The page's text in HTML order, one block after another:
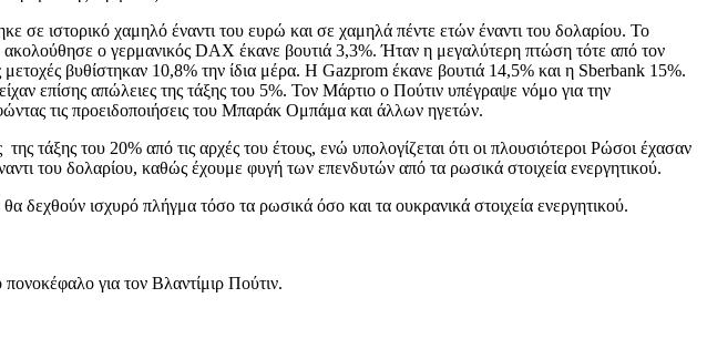
ιστορικό χαμηλό έναντι του ευρώ και σε χαμηλά πέντε ετών έναντι του δολαρίου. Το
ακολούθησε ο γερμανικός DAX έκανε βουτιά 3,3%. Ήταν η μεγαλύτερη πτώση τότε από τον
βυθίστηκαν 10,8% την ίδια μέρα. Η Gazprom έκανε βουτιά 14,5% και η Sberbank 15%.
επίσης απώλειες της τάξης του 5%. Τον Μάρτιο ο Πούτιν υπέγραψε νόμο για την
τις προειδοποιήσεις του Μπαράκ Ομπάμα και άλλων ηγετών.
τάξης του 20% από τις αρχές του έτους, ενώ υπολογίζεται ότι οι πλουσιότεροι Ρώσοι έχασαν
του δολαρίου, καθώς έχουμε φυγή των επενδυτών από τα ρωσικά στοιχεία ενεργητικού.
ισχυρό πλήγμα τόσο τα ρωσικά όσο και τα ουκρανικά στοιχεία ενεργητικού.
για τον Βλαντίμιρ Πούτιν.